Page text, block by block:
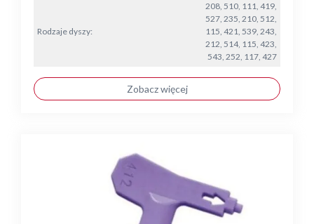
Rodzaje dyszy:
208, 510, 111, 419,
527, 235, 210, 512,
115, 421, 539, 243,
212, 514, 115, 423,
543, 252, 117, 427
Zobacz więcej